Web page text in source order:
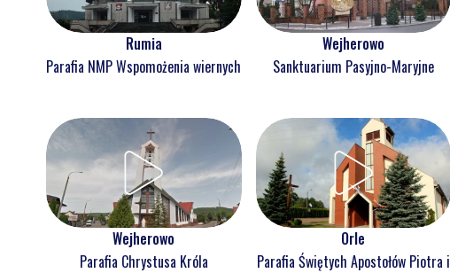
Rumia
Parafia NMP Wspomożenia wiernych
Wejherowo
Sanktuarium Pasyjno-Maryjne
Wejherowo
Parafia Chrystusa Króla
Orle
Parafia Świętych Apostołów Piotra i